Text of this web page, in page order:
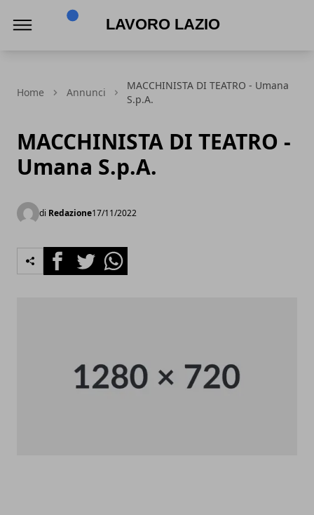
Home Annunci
MACCHINISTA DI TEATRO - Umana
S.p.A.
MACCHINISTA DI TEATRO -
Umana S.p.A.
di Redazione17/11/2022
FacebookTwitterWhatsapp